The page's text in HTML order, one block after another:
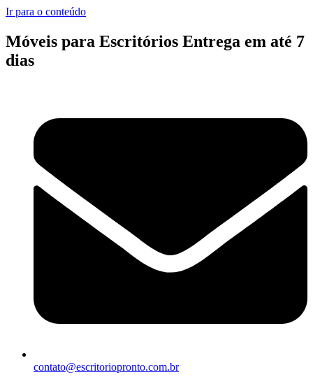
Ir para o conteúdo
Móveis para Escritórios Entrega em até 7
dias
contato@escritoriopronto.com.br